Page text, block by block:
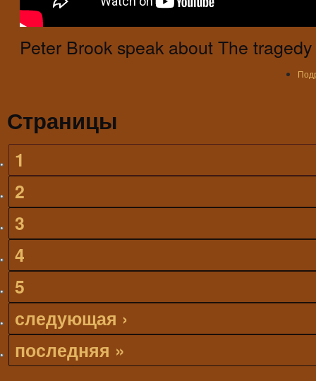
Peter Brook speak about The
Страницы
1
2
3
4
5
следующая ›
последняя »